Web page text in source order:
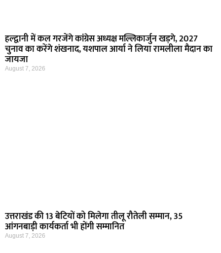
हल्द्वानी में कल गरजेंगे कांग्रेस अध्यक्ष मल्लिकार्जुन खड़गे, 2027
चुनाव का करेंगे शंखनाद, यशपाल आर्या ने लिया रामलीला मैदान का
जायजा
August 7, 2026
उत्तराखंड की 13 बेटियों को मिलेगा तीलू रौतेली सम्मान, 35
आंगनबाड़ी कार्यकर्ता भी होंगी सम्मानित
August 7, 2026